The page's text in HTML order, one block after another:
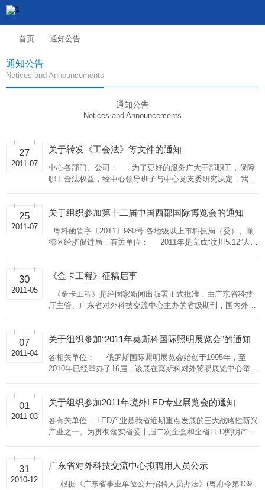
首页 通知公告
通知公告
Notices and Announcements
通知公告
Notices and Announcements
27
2011-07
关于转发《工会法》等文件的通知
中心各部门、公司： 为了更好的服务广大干部职工，保障
职工合法权益，经中心领导班子与中心党支委研究决定，我单
25
2011-07
关于组织参加第十二届中国西部国际博览会的通知
粤科函管字〔2011〕980号 各地级以上市科技局（委）、顺
德区经济促进局，有关单位： 2011年是完成“汶川5.12”大地
30
2011-05
《金卡工程》征稿启事
《金卡工程》是经国家新闻出版署正式批准，由广东省科技
厅主管、广东省对外科技交流中心主办的省级期刊，国内外公
07
2011-04
关于组织参加“2011年莫斯科国际照明展览会”的通知
各相关单位： 俄罗斯国际照明展览会始创于1995年，至
2010年已经举办了16届，该展在莫斯科对外贸易展览中心举
01
2011-03
关于组织参加2011年境外LED专业展览会的通知
各有关单位： LED产业是我省近期重点发展的三大战略性新兴
产业之一。为贯彻落实省委十届二次全会和全省LED照明产业
31
2010-12
广东省对外科技交流中心拟聘用人员公示
根据《广东省事业单位公开招聘人员办法》(粤府令第139